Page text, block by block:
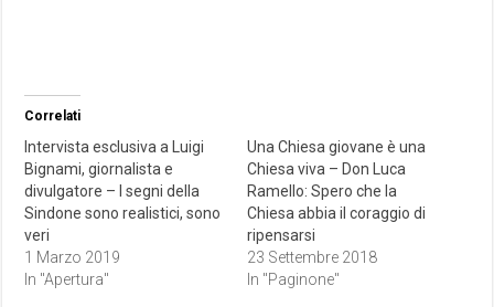
Correlati
Intervista esclusiva a Luigi
Bignami, giornalista e
divulgatore – I segni della
Sindone sono realistici, sono
veri
1 Marzo 2019
In "Apertura"
Una Chiesa giovane è una
Chiesa viva – Don Luca
Ramello: Spero che la
Chiesa abbia il coraggio di
ripensarsi
23 Settembre 2018
In "Paginone"